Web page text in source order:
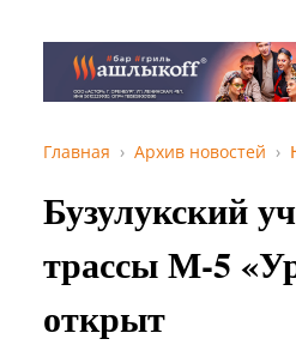
Главная Архив новостей
Бузулукский
трассы М-5
открыт